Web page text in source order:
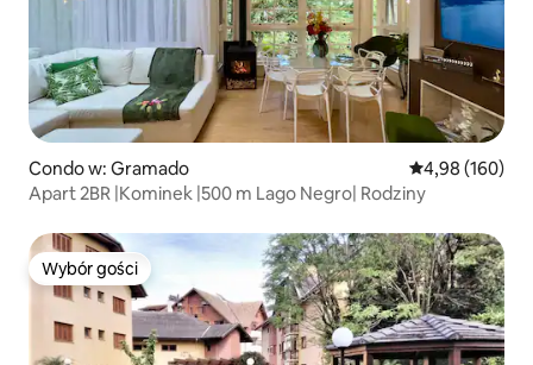
Condo w: Gramado Średnia
4,98 (160)
Apart 2BR |Kominek |500 m Lago Negro| Rodziny
Wybór gości
Wybór gości